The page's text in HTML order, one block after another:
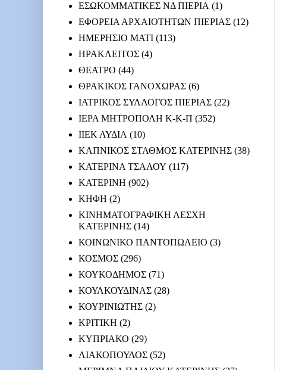
ΕΣΩΚΟΜΜΑΤΙΚΕΣ ΝΔ ΠΙΕΡΙΑ (1)
ΕΦΟΡΕΙΑ ΑΡΧΑΙΟΤΗΤΩΝ ΠΙΕΡΙΑΣ (12)
ΗΜΕΡΗΣΙΟ ΜΑΤΙ (113)
ΗΡΑΚΛΕΙΤΟΣ (4)
ΘΕΑΤΡΟ (44)
ΘΡΑΚΙΚΟΣ ΓΑΝΟΧΩΡΑΣ (6)
ΙΑΤΡΙΚΟΣ ΣΥΛΛΟΓΟΣ ΠΙΕΡΙΑΣ (22)
ΙΕΡΑ ΜΗΤΡΟΠΟΛΗ Κ-Κ-Π (352)
ΙΙΕΚ ΛΥΔΙΑ (10)
ΚΑΠΝΙΚΟΣ ΣΤΑΘΜΟΣ ΚΑΤΕΡΙΝΗΣ (38)
ΚΑΤΕΡΙΝΑ ΤΣΑΛΟΥ (117)
ΚΑΤΕΡΙΝΗ (902)
ΚΗΦΗ (2)
ΚΙΝΗΜΑΤΟΓΡΑΦΙΚΗ ΛΕΣΧΗ
ΚΑΤΕΡΙΝΗΣ (14)
ΚΟΙΝΩΝΙΚΟ ΠΑΝΤΟΠΩΛΕΙΟ (3)
ΚΟΣΜΟΣ (296)
ΚΟΥΚΟΔΗΜΟΣ (71)
ΚΟΥΛΚΟΥΔΙΝΑΣ (28)
ΚΟΥΡΙΝΙΩΤΗΣ (2)
ΚΡΙΤΙΚΗ (2)
ΚΥΠΡΙΑΚΟ (29)
ΛΙΑΚΟΠΟΥΛΟΣ (52)